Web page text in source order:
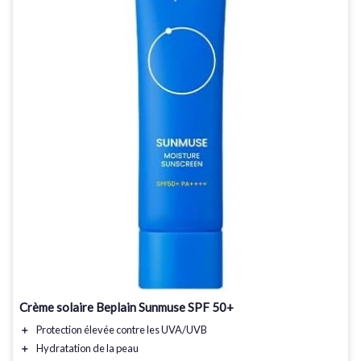
Crème solaire Beplain Sunmuse SPF 50+
＋ Protection élevéecontre les UVA/UVB
＋
Hydratationde la peau